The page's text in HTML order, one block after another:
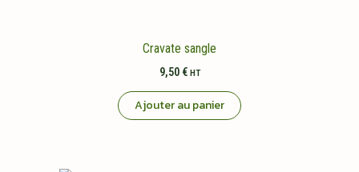
Cravate sangle
9,50 € HT
Ajouter au panier